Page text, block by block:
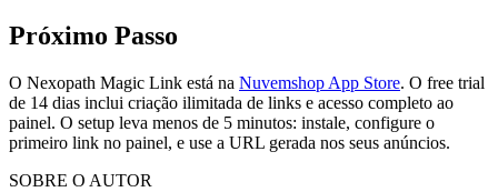
Próximo Passo
O Nexopath Magic Link está na Nuvemshop App Store. O free trial
de 14 dias inclui criação ilimitada de links e acesso completo ao
painel. O setup leva menos de 5 minutos: instale, configure o
primeiro link no painel, e use a URL gerada nos seus anúncios.
SOBRE O AUTOR